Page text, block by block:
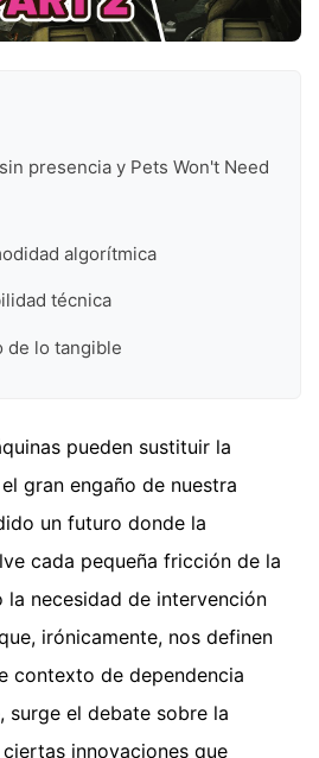
presencia y Pets Won't Need
algorítmica
técnica
de lo tangible
pueden sustituir la
gran engaño de nuestra
un futuro donde la
cada pequeña fricción de la
la necesidad de intervención
irónicamente, nos definen
contexto de dependencia
surge el debate sobre la
innovaciones que